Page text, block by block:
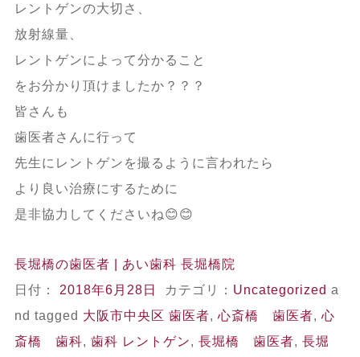
レントゲンの大切さ、
放射線量、
レントゲンによって分かること
をお分かり頂けましたか？？？
皆さんも
歯医者さんに行って
先生にレントゲンを撮るように言われたら
より良い治療にするために
是非協力してくださいね😊😊
長堀橋の歯医者 | あい歯科 長堀橋院
日付： 2018年6月28日 カテゴリ： Uncategorized a
nd tagged 大阪市中央区 歯医者, 心斎橋 歯医者, 心
斎橋 歯科, 歯科 レントゲン, 長堀橋 歯医者, 長堀